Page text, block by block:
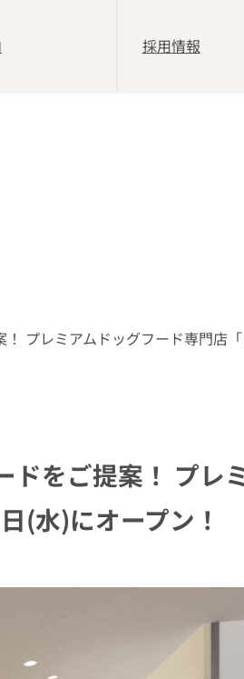
採用情報
プレミアムドッグフード専門店
をご提案！ プレ
(水)にオープン！